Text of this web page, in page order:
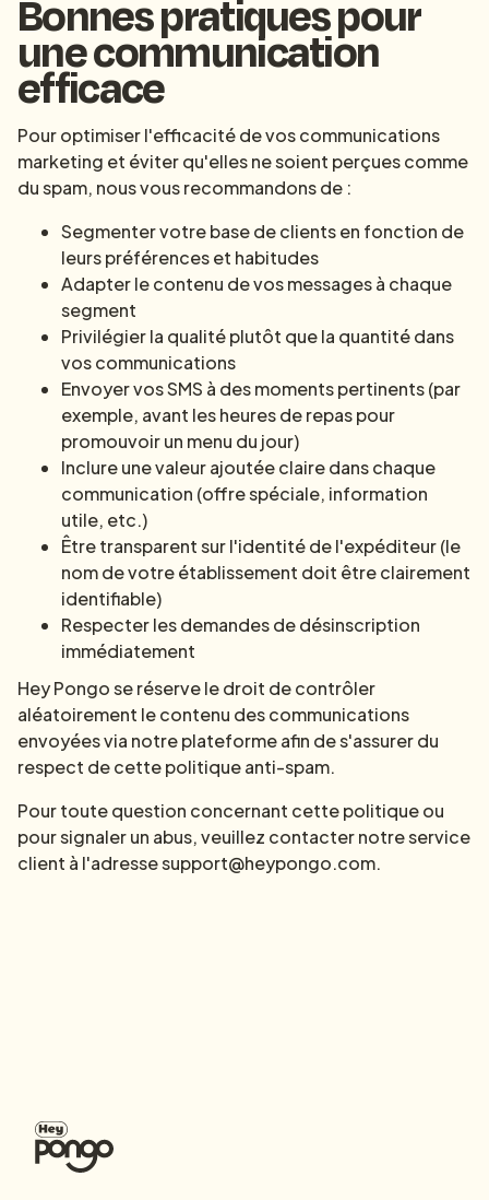
Bonnes pratiques pour
une communication
efficace
Pour optimiser l'efficacité de vos communications
marketing et éviter qu'elles ne soient perçues comme
du spam, nous vous recommandons de :
Segmenter votre base de clients en fonction de
leurs préférences et habitudes
Adapter le contenu de vos messages à chaque
segment
Privilégier la qualité plutôt que la quantité dans
vos communications
Envoyer vos SMS à des moments pertinents (par
exemple, avant les heures de repas pour
promouvoir un menu du jour)
Inclure une valeur ajoutée claire dans chaque
communication (offre spéciale, information
utile, etc.)
Être transparent sur l'identité de l'expéditeur (le
nom de votre établissement doit être clairement
identifiable)
Respecter les demandes de désinscription
immédiatement
Hey Pongo se réserve le droit de contrôler
aléatoirement le contenu des communications
envoyées via notre plateforme afin de s'assurer du
respect de cette politique anti-spam.
Pour toute question concernant cette politique ou
pour signaler un abus, veuillez contacter notre service
client à l'adresse support@heypongo.com.